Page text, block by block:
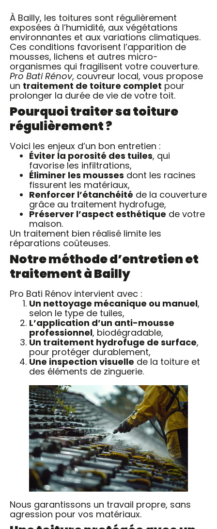
À Bailly, les toitures sont régulièrement
exposées à l’humidité, aux végétations
environnantes et aux variations climatiques.
Ces conditions favorisent l’apparition de
mousses, lichens et autres micro-
organismes qui fragilisent votre couverture.
Pro Bati Rénov, couvreur local, vous propose
un traitement de toiture complet pour
prolonger la durée de vie de votre toit.
Pourquoi traiter sa toiture
régulièrement ?
Voici les enjeux d’un bon entretien :
Éviter la porosité des tuiles, qui
favorise les infiltrations,
Éliminer les mousses dont les racines
fissurent les matériaux,
Renforcer l’étanchéité de la couverture
grâce au traitement hydrofuge,
Préserver l’aspect esthétique de votre
maison.
Un traitement bien réalisé limite les
réparations coûteuses.
Notre méthode d’entretien et
traitement à Bailly
Pro Bati Rénov intervient avec :
Un nettoyage mécanique ou manuel,
selon le type de tuiles,
L’application d’un anti-mousse
professionnel, biodégradable,
Un traitement hydrofuge de surface,
pour protéger durablement,
Une inspection visuelle de la toiture et
des éléments de zinguerie.
Nous garantissons un travail propre, sans
agression pour vos matériaux.